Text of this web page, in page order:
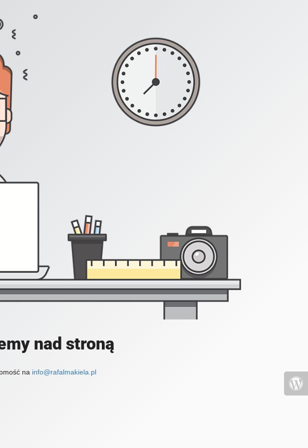
nad stroną
na info@rafalmakiela.pl